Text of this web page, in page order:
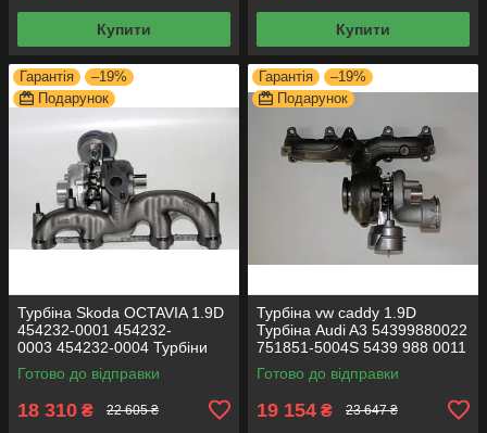
Купити Купити
Гарантія
–19%
Подарунок
Турбіна Skoda OCTAVIA 1.9D
454232-0001 454232-
0003 454232-0004 Турбіни
Skoda Турбіни для шлунгу
Готово до відправки
18 310 ₴ 22 605 ₴
Гарантія
–19%
Подарунок
Турбіна vw caddy 1.9D
Турбіна Audi A3 54399880022
751851-5004S 5439 988 0011
54399700082
Готово до відправки
19 154 ₴ 23 647 ₴